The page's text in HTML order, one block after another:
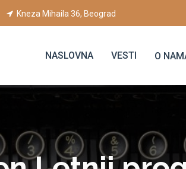
Kneza Mihaila 36, Beograd
NASLOVNA VESTI O